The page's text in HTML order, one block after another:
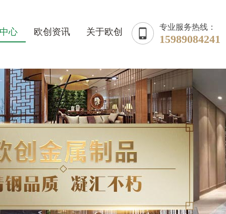
专业服务热线：
15989084241
心 欧创资讯 关于欧创